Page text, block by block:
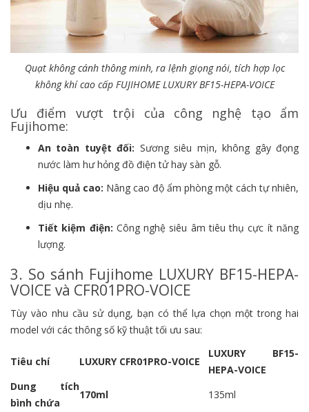
Quạt không cánh thông minh, ra lệnh giọng nói, tích hợp lọc
không khí cao cấp FUJIHOME LUXURY BF15-HEPA-VOICE
Ưu điểm vượt trội của công nghệ tạo ẩm
Fujihome:
An toàn tuyệt đối: Sương siêu mịn, không gây đọng
nước làm hư hỏng đồ điện tử hay sàn gỗ.
Hiệu quả cao: Nâng cao độ ẩm phòng một cách tự nhiên,
dịu nhẹ.
Tiết kiệm điện: Công nghệ siêu âm tiêu thụ cực ít năng
lượng.
3. So sánh Fujihome LUXURY BF15-HEPA-
VOICE và CFR01PRO-VOICE
Tùy vào nhu cầu sử dụng, bạn có thể lựa chọn một trong hai
model với các thông số kỹ thuật tối ưu sau:
Tiêu chí LUXURY CFR01PRO-VOICE
LUXURY BF15-
HEPA-VOICE
Dung tích
bình chứa
170ml
135ml